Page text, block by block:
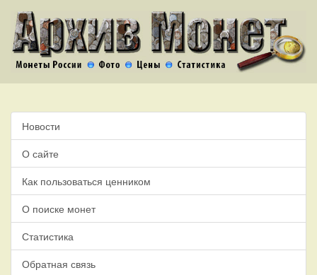
Новости
О сайте
Как пользоваться ценником
О поиске монет
Статистика
Обратная связь